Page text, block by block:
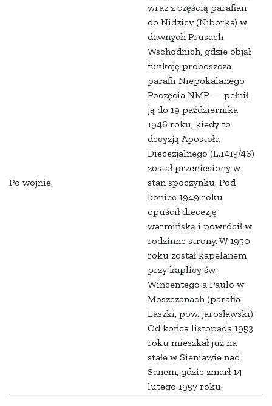
Po wojnie:
wraz z częścią parafian
do Nidzicy (Niborka) w
dawnych Prusach
Wschodnich, gdzie objął
funkcję proboszcza
parafii Niepokalanego
Poczęcia NMP — pełnił
ją do 19 października
1946 roku, kiedy to
decyzją Apostoła
Diecezjalnego (L.1415/46)
został przeniesiony w
stan spoczynku. Pod
koniec 1949 roku
opuścił diecezję
warmińską i powrócił w
rodzinne strony. W 1950
roku został kapelanem
przy kaplicy św.
Wincentego a Paulo w
Moszczanach (parafia
Laszki, pow. jarosławski).
Od końca listopada 1953
roku mieszkał już na
stałe w Sieniawie nad
Sanem, gdzie zmarł 14
lutego 1957 roku.